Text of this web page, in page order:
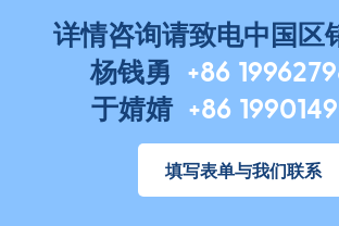
详情咨询请致电中国区
杨钱勇 +86
于婧婧 +86
填写表单与我们联系